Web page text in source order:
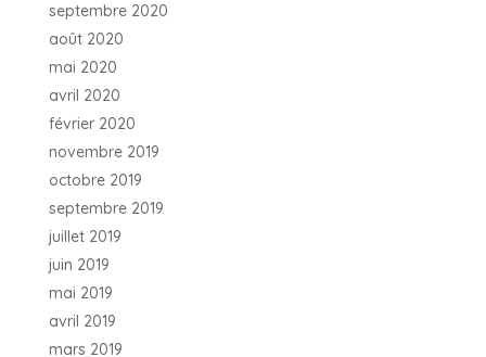
septembre 2020
août 2020
mai 2020
avril 2020
février 2020
novembre 2019
octobre 2019
septembre 2019
juillet 2019
juin 2019
mai 2019
avril 2019
mars 2019